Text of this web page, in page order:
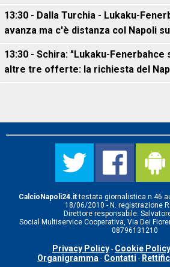
13:30 - Dalla Turchia - Lukaku-
avanza ma c'è distanza col Napoli
13:30 - Schira: "Lukaku-
altre tre offerte: la richiesta del
CalcioNapoli24.ittestata giornalistica n.46
18/06/2010 - N. registrazione
Direttore responsabile:
Social Multiservice Cooperativa, Via Dei
08796131210
Privacy Policy - Cookie Policy
Organigramma - Contatti -